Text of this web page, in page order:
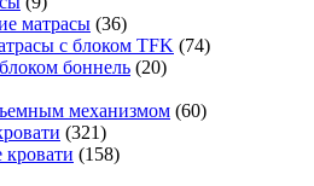
матрасы (36)
с блоком TFK (74)
боннель (20)
механизмом (60)
(321)
(158)